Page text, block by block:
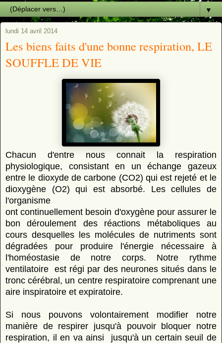
▼
lundi 14 avril 2014
Les biens faits d'une bonne respiration, LE
SOUFFLE DE VIE
Chacun d'entre nous connait la respiration
physiologique, consistant en un échange gazeux
entre le dioxyde de carbone (CO2) qui est rejeté et le
dioxygène (O2) qui est absorbé. Les cellules de
l'organisme
ont continuellement besoin d'oxygène pour assurer le
bon déroulement des réactions métaboliques au
cours desquelles les molécules de nutriments sont
dégradées pour produire l'énergie nécessaire à
l'homéostasie de notre corps. Notre rythme
ventilatoire est régi par des neurones situés dans le
tronc cérébral, un centre respiratoire comprenant une
aire inspiratoire et expiratoire.
Si nous pouvons volontairement modifier notre
manière de respirer jusqu'à pouvoir bloquer notre
respiration, il en va ainsi jusqu'à un certain seuil de